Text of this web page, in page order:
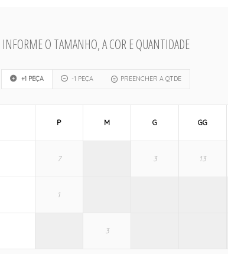
INFORME O TAMANHO, A COR E QUANTIDADE
+1 PEÇA -1 PEÇA PREENCHER A QTDE
P M G GG